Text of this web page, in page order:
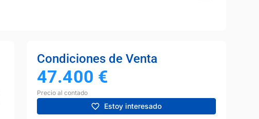
Condiciones de Venta
47.400 €
Precio al contado
Estoy interesado